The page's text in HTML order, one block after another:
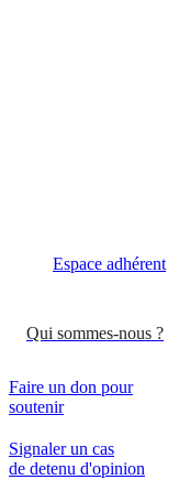
Espace adhérent
Qui sommes-nous ?
Faire un don pour
soutenir
Signaler un cas
de detenu d'opinion